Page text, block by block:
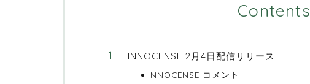
Contents
INNOCENSE 2月4日配信リリース
INNOCENSE コメント